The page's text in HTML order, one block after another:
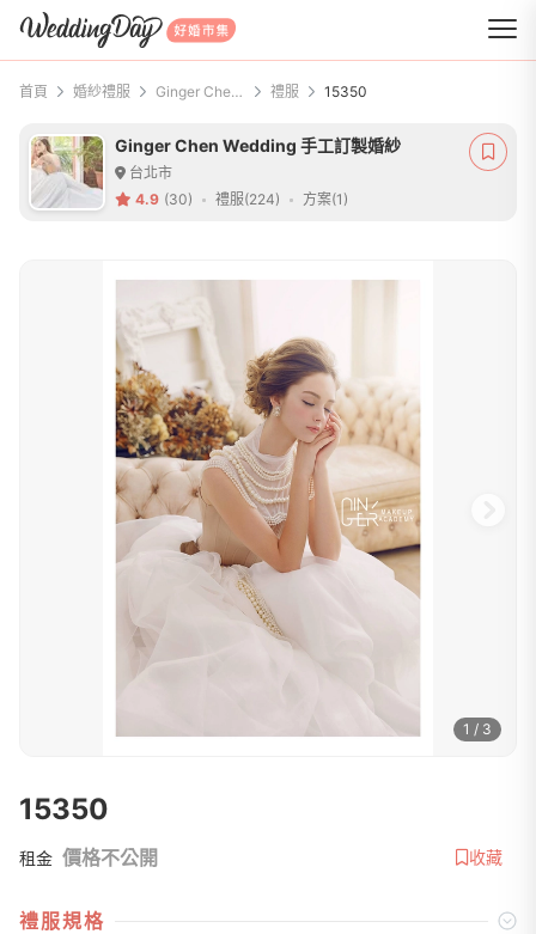
WeddingDay 好婚市集
首頁 婚紗禮服 Ginger Chen Wedding 手工訂製婚紗 禮服 15350
Ginger Chen Wedding 手工訂製婚紗
台北市
4.9 (30) 禮服(224) 方案(1)
1 / 3
15350
租金 價格不公開 收藏
禮服規格